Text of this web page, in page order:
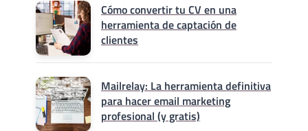
Cómo convertir tu CV en una
herramienta de captación de
clientes
Mailrelay: La herramienta definitiva
para hacer email marketing
profesional (y gratis)